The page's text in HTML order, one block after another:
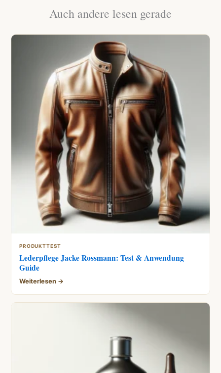
Auch andere lesen gerade
PRODUKTTEST
Lederpflege Jacke Rossmann: Test & Anwendung
Guide
Weiterlesen →